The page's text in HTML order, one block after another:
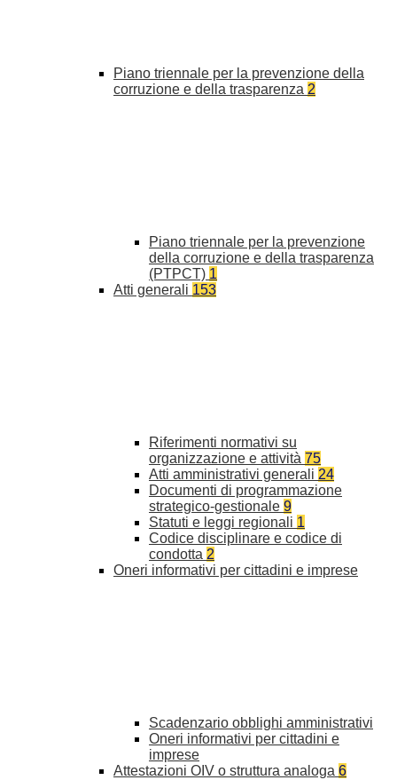
Piano triennale per la prevenzione della
corruzione e della trasparenza 2
Piano triennale per la prevenzione
della corruzione e della trasparenza
(PTPCT) 1
Atti generali 153
Riferimenti normativi su
organizzazione e attività 75
Atti amministrativi generali 24
Documenti di programmazione
strategico-gestionale 9
Statuti e leggi regionali 1
Codice disciplinare e codice di
condotta 2
Oneri informativi per cittadini e imprese
Scadenzario obblighi amministrativi
Oneri informativi per cittadini e
imprese
Attestazioni OIV o struttura analoga 6